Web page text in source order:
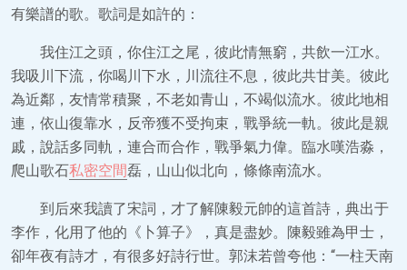
有樂譜的歌。歌詞是如許的：
我住江之頭，你住江之尾，彼此情無窮，共飲一江水。
我吸川下流，你喝川下水，川流往不息，彼此共甘美。彼此
為近鄰，友情常積聚，不老如青山，不竭似流水。彼此地相
連，依山復靠水，反帝獲不受拘束，戰爭統一軌。彼此是親
戚，說話多同軌，連合而合作，戰爭氣力偉。臨水嘆浩淼，
爬山歌石私密空間磊，山山似北向，條條南流水。
到后來我讀了宋詞，才了解陳毅元帥的這首詩，典出于
李作，化用了他的《卜算子》，真是盡妙。陳毅雖為甲士，
卻年夜有詩才，有很多好詩行世。郭沫若曾夸他：“一柱天南